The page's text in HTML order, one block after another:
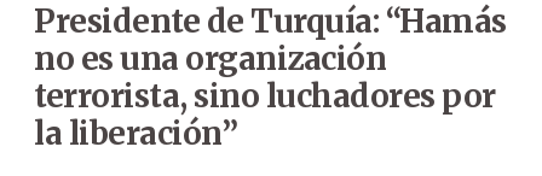
Presidente de Turquía: “Hamás
no es una organización
terrorista, sino luchadores por
la liberación”